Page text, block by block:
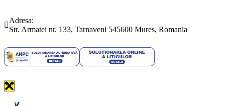
Adresa:
Str. Armatei nr. 133, Tarnaveni 545600 Mures, Romania